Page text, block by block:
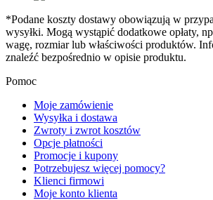
*Podane koszty dostawy obowiązują w
wysyłki. Mogą wystąpić dodatkowe opłaty,
wagę, rozmiar lub właściwości produktów.
znaleźć bezpośrednio w opisie produktu.
Pomoc
Moje zamówienie
Wysyłka i dostawa
Zwroty i zwrot kosztów
Opcje płatności
Promocje i kupony
Potrzebujesz więcej pomocy?
Klienci firmowi
Moje konto klienta